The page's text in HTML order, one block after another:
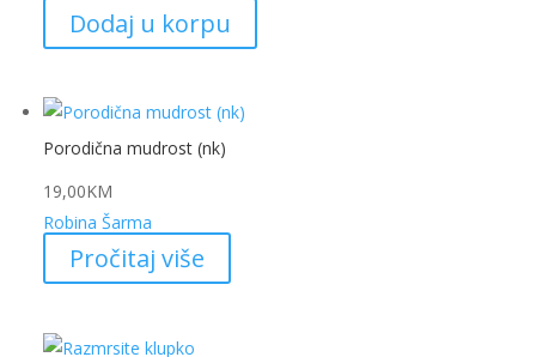
Dodaj u korpu
Porodična mudrost (nk)
19,00KM
Robina Šarma
Pročitaj više